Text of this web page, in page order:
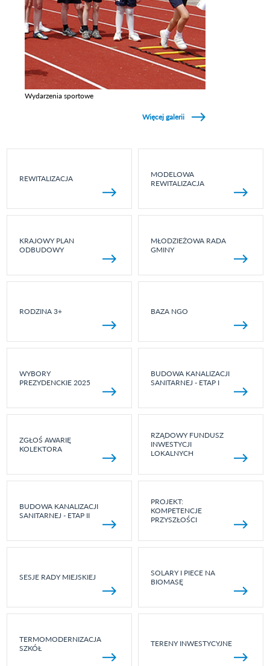
Wydarzenia sportowe
Więcej galerii
REWITALIZACJA
MODELOWA
REWITALIZACJA
KRAJOWY PLAN
ODBUDOWY
MŁODZIEŻOWA RADA
GMINY
RODZINA 3+ BAZA NGO
WYBORY
PREZYDENCKIE 2025
BUDOWA KANALIZACJI
SANITARNEJ - ETAP I
ZGŁOŚ AWARIĘ
KOLEKTORA
RZĄDOWY FUNDUSZ
INWESTYCJI
LOKALNYCH
BUDOWA KANALIZACJI
SANITARNEJ - ETAP II
PROJEKT:
KOMPETENCJE
PRZYSZŁOŚCI
SESJE RADY MIEJSKIEJ
SOLARY I PIECE NA
BIOMASĘ
TERMOMODERNIZACJA
SZKÓŁ
TERENY INWESTYCYJNE